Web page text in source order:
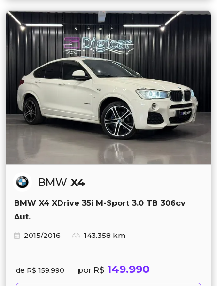
BMW X4
BMW X4 XDrive 35i M-Sport 3.0 TB 306cv
Aut.
2015/2016
143.358 km
de R$ 159.990 por R$ 149.990